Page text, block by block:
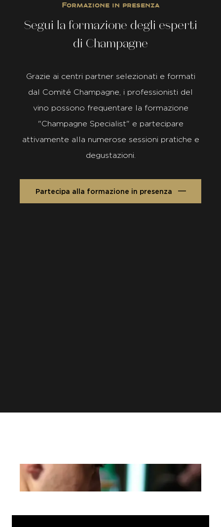
Formazione in presenza
Segui la formazione degli esperti
di Champagne
Grazie ai centri partner selezionati e formati
dal Comité Champagne, i professionisti del
vino possono frequentare la formazione
"Champagne Specialist" e partecipare
attivamente alla numerose sessioni pratiche e
degustazioni.
Partecipa alla formazione in presenza